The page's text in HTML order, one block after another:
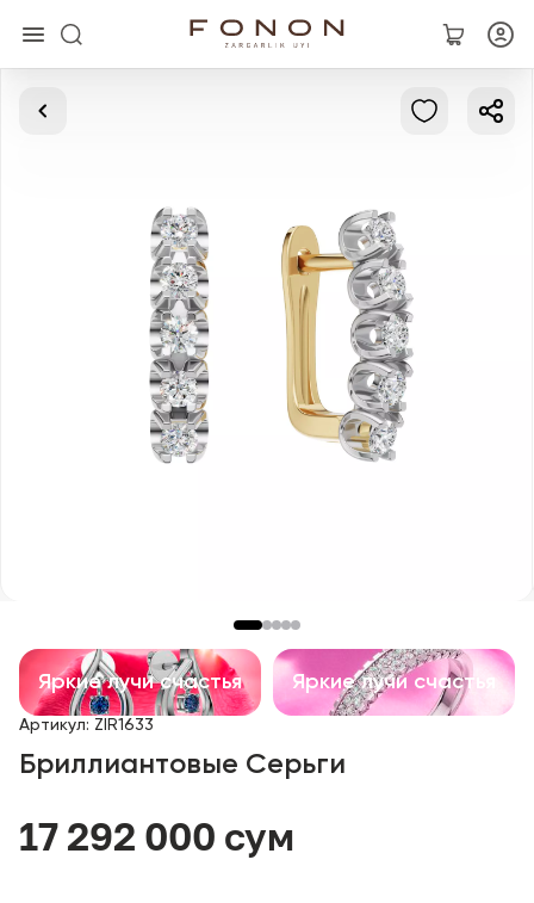
Главная
Аксессуары
Все
Яркие лучи счастья Яркие лучи счастья
Артикул: ZIR1633
Бриллиантовые Серьги
17 292 000 сум